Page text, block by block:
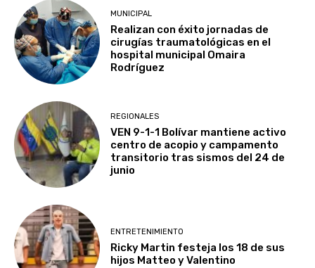
MUNICIPAL
Realizan con éxito jornadas de
cirugías traumatológicas en el
hospital municipal Omaira
Rodríguez
REGIONALES
VEN 9-1-1 Bolívar mantiene activo
centro de acopio y campamento
transitorio tras sismos del 24 de
junio
ENTRETENIMIENTO
Ricky Martin festeja los 18 de sus
hijos Matteo y Valentino